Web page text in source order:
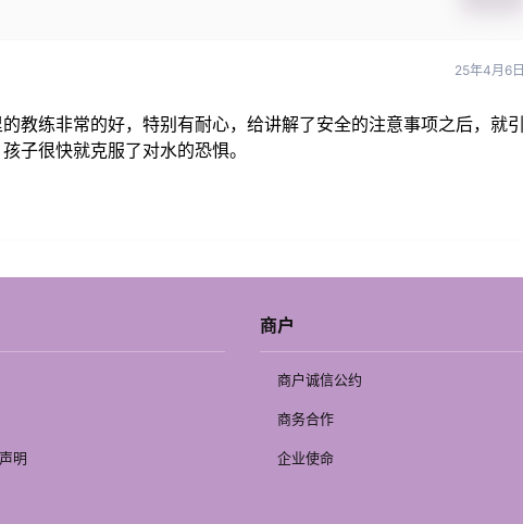
25年4月6日
教练非常的好，特别有耐心，给讲解了安全的注意事项之后，就引
子很快就克服了对水的恐惧。
明
商户
商户诚信公约
商务合作
企业使命